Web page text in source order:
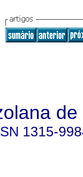
1315-